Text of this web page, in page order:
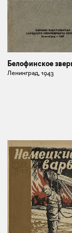
Белофинское
Ленинград, 1943